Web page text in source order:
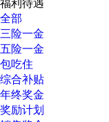
福利待遇
全部
三险一金
五险一金
包吃住
综合补贴
年终奖金
奖励计划